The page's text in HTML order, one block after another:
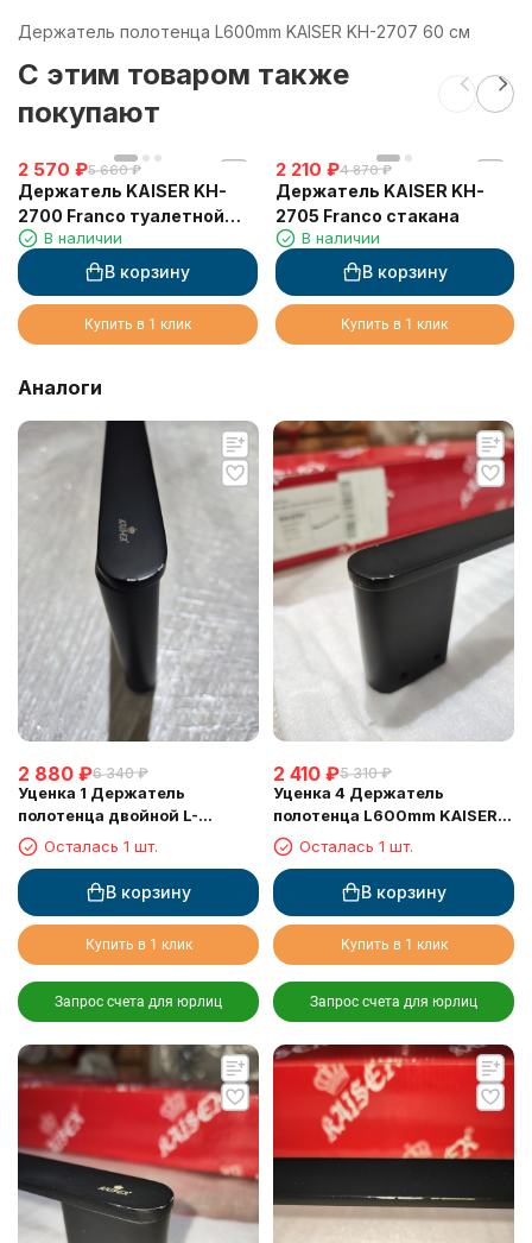
Держатель полотенца L600mm KAISER KH-2707 60 см
C этим товаром также
покупают
2 570 ₽5 660 ₽
Держатель KAISER KH-
2700 Franco туалетной
бумаги
В наличии
В корзину
Купить в 1 клик
2 210 ₽4 870 ₽
Держатель KAISER KH-
2705 Franco стакана
В наличии
В корзину
Купить в 1 клик
Аналоги
2 880 ₽6 340 ₽
Уценка 1 Держатель
полотенца двойной L-
600mm KAISER KH-2728
Осталась 1 шт.
В корзину
Купить в 1 клик
Запрос счета для юрлиц
2 410 ₽5 310 ₽
Уценка 4 Держатель
полотенца L600mm KAISER
KH-2727 60 см
Осталась 1 шт.
В корзину
Купить в 1 клик
Запрос счета для юрлиц